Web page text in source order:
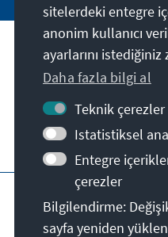
Misyonumuz
İletişim
Derneğin diğer teklifleri
Künye Gizlilik
Erklärung zur
sitelerdeki entegre
anonim kullanıcı
ayarlarını
Daha fazla bilgi al
Teknik çerezler
Istatistiksel
Entegre
çerezler
Bilgilendirme:
sayfa yeniden